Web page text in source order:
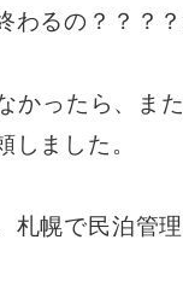
わるの？？？
かったら、ま
ました。
札幌で民泊管